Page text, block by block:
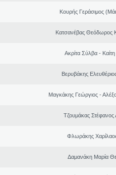
Κουρής Γεράσιμος
Κατσανέβας Θεόδωρος
Ακρίτα Σύλβα -
Βερυβάκης
Μαγκάκης Γεώργιος -
Τζουμάκας Στέφανος
Φλωράκης
Δαμανάκη Μαρία